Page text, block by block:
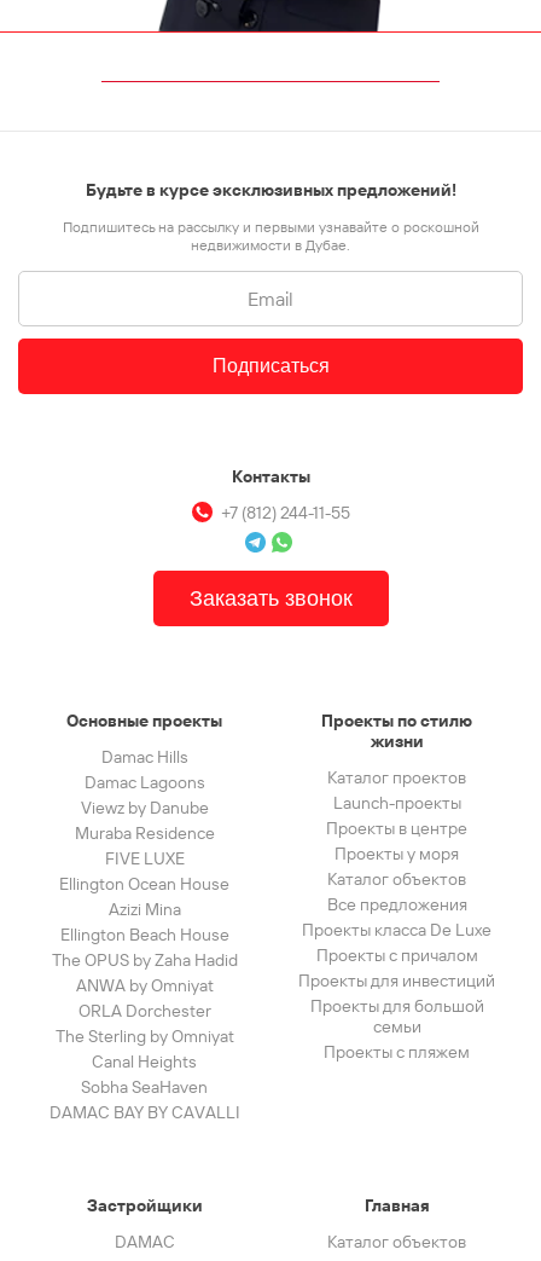
Основные проекты
Damac Hills
Damac Lagoons
Viewz by Danube
Muraba Residence
FIVE LUXE
Ellington Ocean House
Azizi Mina
Ellington Beach House
The OPUS by Zaha Hadid
ANWA by Omniyat
ORLA Dorchester
The Sterling by Omniyat
Canal Heights
Sobha SeaHaven
DAMAC BAY BY CAVALLI
Проекты по стилю
жизни
Каталог проектов
Launch-проекты
Проекты в центре
Проекты у моря
Каталог объектов
Все предложения
Проекты класса De Luxe
Проекты с причалом
Проекты для инвестиций
Проекты для большой
семьи
Проекты с пляжем
Застройщики
DAMAC
Главная
Каталог объектов
Контакты
+7 (812) 244-11-55
Заказать звонок
Будьте в курсе эксклюзивных предложений!
Подпишитесь на рассылку и первыми узнавайте о роскошной
недвижимости в Дубае.
Подписаться